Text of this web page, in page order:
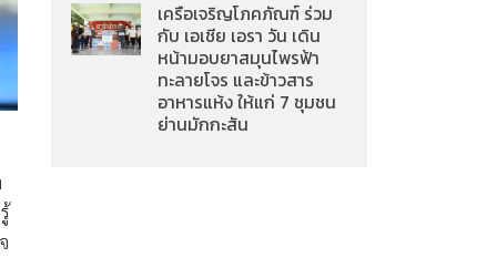
เครือเจริญโภคภัณฑ์ ร่วม
กับ เอเชีย เอรา วัน เดิน
หน้ามอบยาสมุนไพรฟ้า
ทะลายโจร และข้าวสาร
อาหารแห้ง ให้แก่ 7 ชุมชน
ย่านมักกะสัน